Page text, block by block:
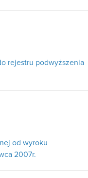
rejestru podwyższenia
od wyroku
2007r.